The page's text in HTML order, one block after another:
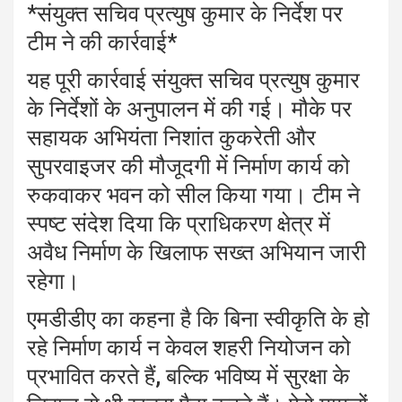
*संयुक्त सचिव प्रत्युष कुमार के निर्देश पर
टीम ने की कार्रवाई*
यह पूरी कार्रवाई संयुक्त सचिव प्रत्युष कुमार
के निर्देशों के अनुपालन में की गई। मौके पर
सहायक अभियंता निशांत कुकरेती और
सुपरवाइजर की मौजूदगी में निर्माण कार्य को
रुकवाकर भवन को सील किया गया। टीम ने
स्पष्ट संदेश दिया कि प्राधिकरण क्षेत्र में
अवैध निर्माण के खिलाफ सख्त अभियान जारी
रहेगा।
एमडीडीए का कहना है कि बिना स्वीकृति के हो
रहे निर्माण कार्य न केवल शहरी नियोजन को
प्रभावित करते हैं, बल्कि भविष्य में सुरक्षा के